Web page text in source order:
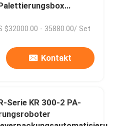
Preis
$32000.00 - 35880.00/ Set
Kontakt
Serie KR 300-2 PA-